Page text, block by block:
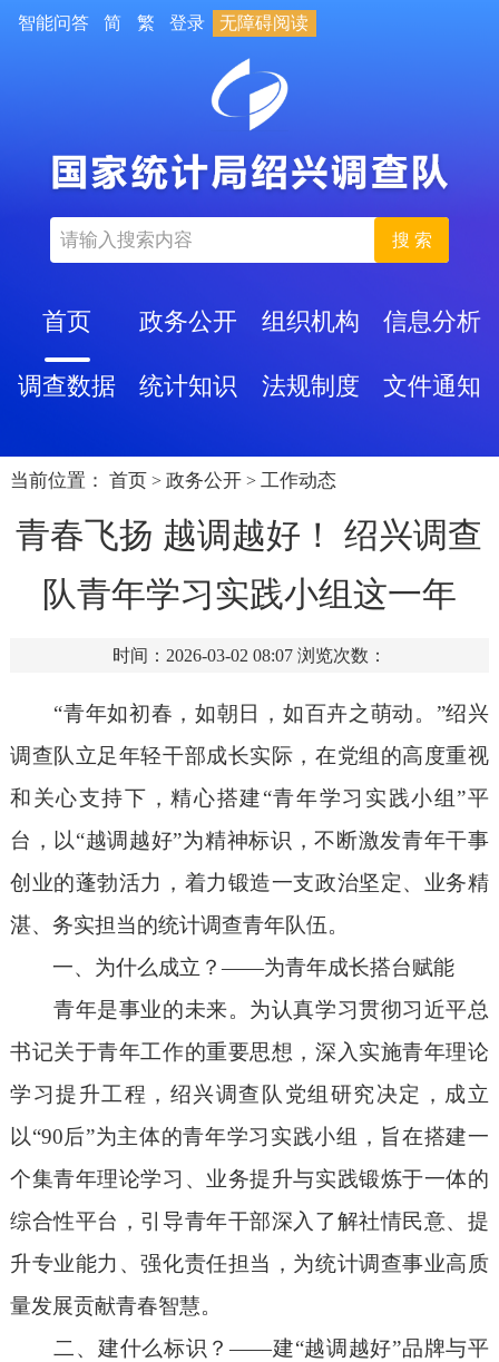
智能问答 简 繁 登录 无障碍阅读
搜 索
首页 政务公开 组织机构 信息分析
调查数据 统计知识 法规制度 文件通知
当前位置： 首页 > 政务公开 > 工作动态
青春飞扬 越调越好！ 绍兴调查
队青年学习实践小组这一年
时间：2026-03-02 08:07 浏览次数：
“青年如初春，如朝日，如百卉之萌动。 ”绍兴
调查队立足年轻干部成长实际，在党组的高度重视
和关心支持下，精心搭建“青年学习实践小组”平
台，以“越调越好”为精神标识，不断激发青年干事
创业的蓬勃活力，着力锻造一支政治坚定、业务精
湛、务实担当的统计调查青年队伍。
一、为什么成立？——为青年成长搭台赋能
青年是事业的未来。为认真学习贯彻习近平总
书记关于青年工作的重要思想，深入实施青年理论
学习提升工程，绍兴调查队党组研究决定，成立
以“90后”为主体的青年学习实践小组，旨在搭建一
个集青年理论学习、业务提升与实践锻炼于一体的
综合性平台， 引导青年干部深入了解社情民意、提
升专业能力、强化责任担当 ，为统计调查事业高质
量发展贡献青春智慧。
二、 建什么标识？——建“越调越好”品牌与平